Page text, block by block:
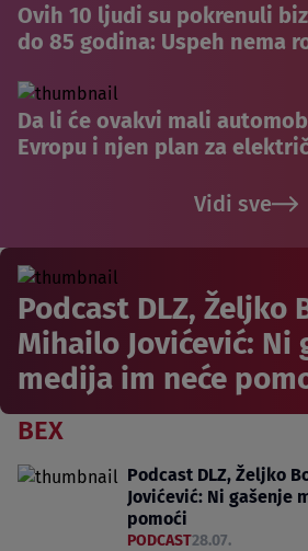
Ovih 10 ljudi su pokrenuli
do 85 godina: Uspeh nema
Da li će ovakvi mali
Evropu i njen plan za
Vidi sve
Podcast DLZ, Željko
Mihailo Jovićević: Ni
medija im neće
BEX
Podcast DLZ, Željko
Jovićević: Ni gašenje
pomoći
PODCAST28.07.